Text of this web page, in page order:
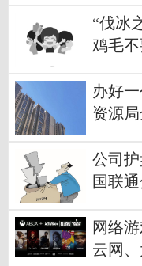
“伐冰
鸡毛
办好
资源
公司
国联
网络
云网